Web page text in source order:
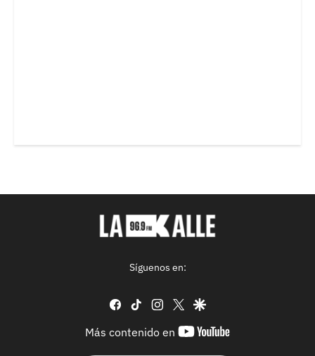
Síguenos en:
facebook
tiktok instagram
twittergoogle
Más contenido en
youtube-